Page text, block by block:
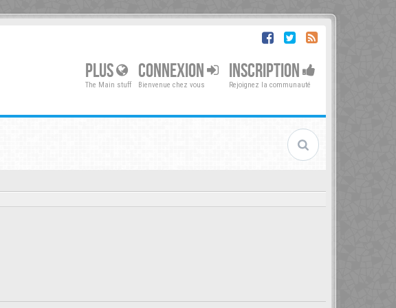
PLUS
The Main stuff
CONNEXION
Bienvenue chez vous
INSCRIPTION
Rejoignez la communauté